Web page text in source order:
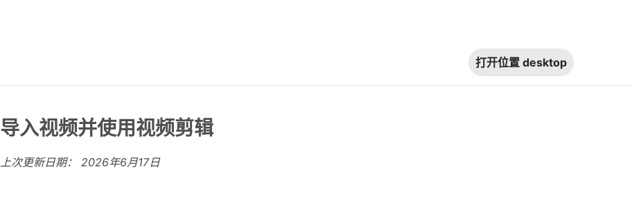
打开位置 desktop
导入视频并使用视频剪辑
上次更新日期： 2026年6月17日